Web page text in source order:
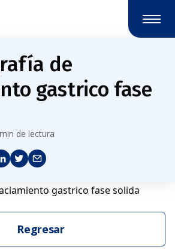
de
gastrico fase
de lectura
Regresar